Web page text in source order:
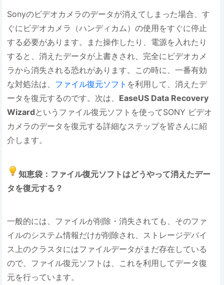
Sonyのビデオカメラのデータが消えてしまった場合、す
ぐにビデオカメラ（ハンディカム）の使用をすぐに停止
する必要があります。また操作したり、電源を入れたり
すると、消えたデータが上書きされ、完全にビデオカメ
ラから消失される恐れがあります。この時に、一番有効
な対処法は、 ファイル復元ソフト を利用して、消えたデ
ータを復元するのです。次は、 EaseUS Data Recovery
Wizardというファイル復元ソフトを使ってSONY ビデオ
カメラのデータを復元する詳細なステップを皆さんに紹
介します。
知恵袋：ファイル復元ソフトはどうやって消えたデー
タを復元する？
一般的には、ファイルが削除・消失されても、そのファ
イルのシステム情報だけが削除され、ストレージデバイ
ス上のクラスタにはファイルデータがまだ存在している
ので、ファイル復元ソフトは、これを利用してデータ復
元を行っています。